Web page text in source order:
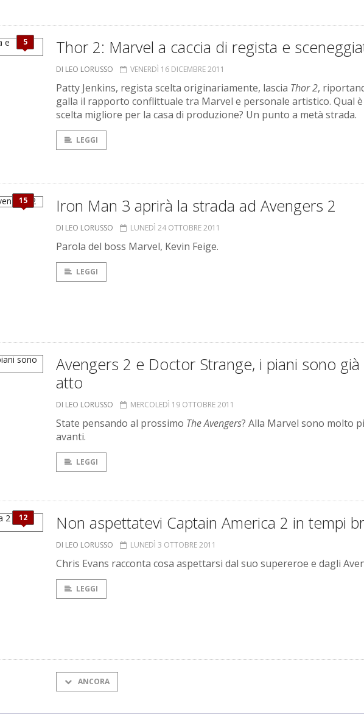
5 Thor 2: Marvel a caccia di regista e
DI LEO LORUSSO VENERDÌ 16 DICEMBRE 2011
Patty Jenkins, regista scelta originariamente, lascia Thor 2,
galla il rapporto conflittuale tra Marvel e personale artistico. Qual è
scelta migliore per la casa di produzione? Un punto a metà strada.
LEGGI
15 Iron Man 3 aprirà la strada ad Avengers 2
DI LEO LORUSSO LUNEDÌ 24 OTTOBRE 2011
Parola del boss Marvel, Kevin Feige.
LEGGI
Avengers 2 e Doctor Strange, i piani sono già
atto
DI LEO LORUSSO MERCOLEDÌ 19 OTTOBRE 2011
State pensando al prossimo The Avengers? Alla Marvel sono molto
avanti.
LEGGI
12 Non aspettatevi Captain America 2 in tempi
DI LEO LORUSSO LUNEDÌ 3 OTTOBRE 2011
Chris Evans racconta cosa aspettarsi dal suo supereroe e dagli
LEGGI
ANCORA